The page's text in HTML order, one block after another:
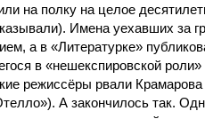
на полку на целое
Имена уехавших за
а в «Литературке»
в «нешекспировской
режиссёры рвали Крамарова
А закончилось так.